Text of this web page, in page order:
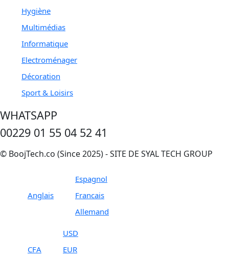
Hygiène
Multimédias
Informatique
Electroménager
Décoration
Sport & Loisirs
WHATSAPP
00229 01 55 04 52 41
© BoojTech.co (Since 2025) - SITE DE SYAL TECH GROUP
Anglais
Espagnol
Francais
Allemand
CFA
USD
EUR